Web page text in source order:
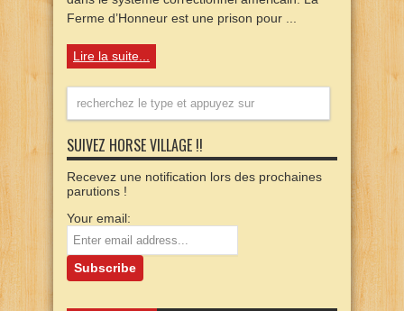
Ferme d’Honneur est une prison pour ...
Lire la suite...
SUIVEZ HORSE VILLAGE !!
Recevez une notification lors des prochaines
parutions !
Your email: